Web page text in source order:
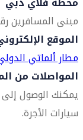
مبنى المسافرين
الموقع
مطار ألماتي
المواصلات من
يمكنك الوصول
سيارات الأجرة.